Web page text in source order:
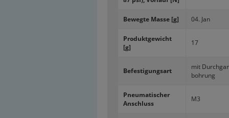
Be­weg­te Masse [g] 04. Jan
Pro­dukt­ge­wicht
[g]
17
Be­fes­ti­gungs­art
mit
boh­rung
Pneu­ma­ti­scher
An­schluss
M3